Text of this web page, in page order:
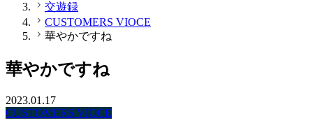
交遊録
CUSTOMERS VIOCE
華やかですね
華やかですね
2023.01.17
CUSTOMERS VIOCE